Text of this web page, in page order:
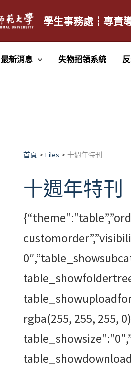
學生事務處┆專責
最新消息 失物招領系統
首頁 Files 十週年特刊
十週年特刊
rgba(255, 255, 255,